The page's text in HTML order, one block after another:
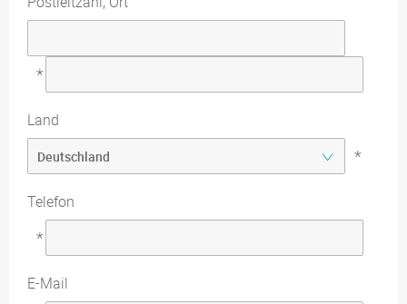
*
Land
*
Telefon
*
E-Mail